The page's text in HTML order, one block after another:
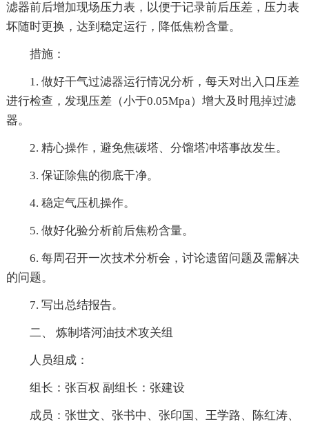
滤器前后增加现场压力表，以便于记录前后压差，压力表
坏随时更换，达到稳定运行，降低焦粉含量。
措施：
1. 做好干气过滤器运行情况分析，每天对出入口压差
进行检查，发现压差（小于0.05Mpa）增大及时甩掉过滤
器。
2. 精心操作，避免焦碳塔、分馏塔冲塔事故发生。
3. 保证除焦的彻底干净。
4. 稳定气压机操作。
5. 做好化验分析前后焦粉含量。
6. 每周召开一次技术分析会，讨论遗留问题及需解决
的问题。
7. 写出总结报告。
二、 炼制塔河油技术攻关组
人员组成：
组长：张百权 副组长：张建设
成员：张世文、张书中、张印国、王学路、陈红涛、